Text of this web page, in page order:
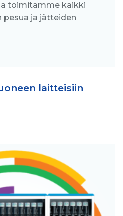
toimitamme kaikki
pesua ja jätteiden
laitteisiin